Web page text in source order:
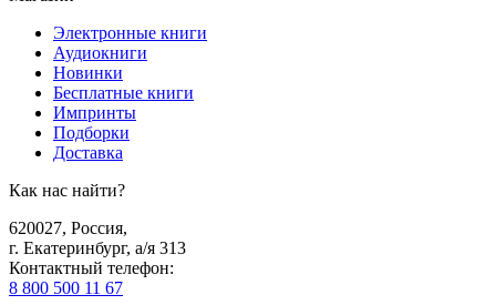
Электронные книги
Аудиокниги
Новинки
Бесплатные книги
Импринты
Подборки
Доставка
Как нас найти?
620027, Россия,
г. Екатеринбург, а/я 313
Контактный телефон:
8 800 500 11 67